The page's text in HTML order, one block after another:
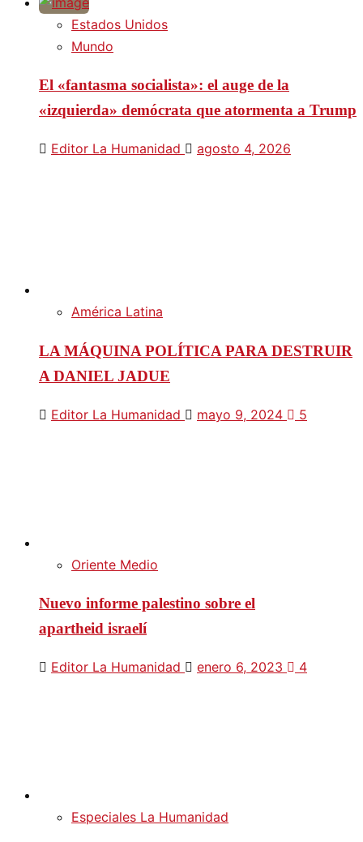
Estados Unidos
Mundo
El «fantasma socialista»: el auge de la
«izquierda» demócrata que atormenta a Trump
Editor La Humanidad agosto 4, 2026
América Latina
LA MÁQUINA POLÍTICA PARA DESTRUIR
A DANIEL JADUE
Editor La Humanidad mayo 9, 2024 5
Oriente Medio
Nuevo informe palestino sobre el
apartheid israelí
Editor La Humanidad enero 6, 2023 4
Especiales La Humanidad